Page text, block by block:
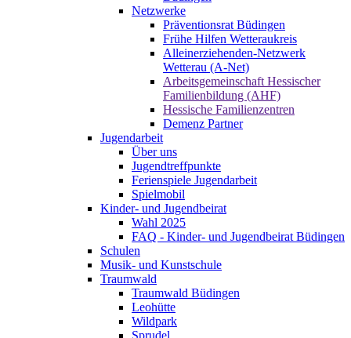
Netzwerke
Präventionsrat Büdingen
Frühe Hilfen Wetteraukreis
Alleinerziehenden-Netzwerk
Wetterau (A-Net)
Arbeitsgemeinschaft Hessischer
Familienbildung (AHF)
Hessische Familienzentren
Demenz Partner
Jugendarbeit
Über uns
Jugendtreffpunkte
Ferienspiele Jugendarbeit
Spielmobil
Kinder- und Jugendbeirat
Wahl 2025
FAQ - Kinder- und Jugendbeirat Büdingen
Schulen
Musik- und Kunstschule
Traumwald
Traumwald Büdingen
Leohütte
Wildpark
Sprudel